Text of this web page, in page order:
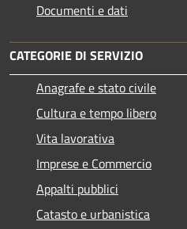
Documenti e dati
CATEGORIE DI SERVIZIO
Anagrafe e stato civile
Cultura e tempo libero
Vita lavorativa
Imprese e Commercio
Appalti pubblici
Catasto e urbanistica